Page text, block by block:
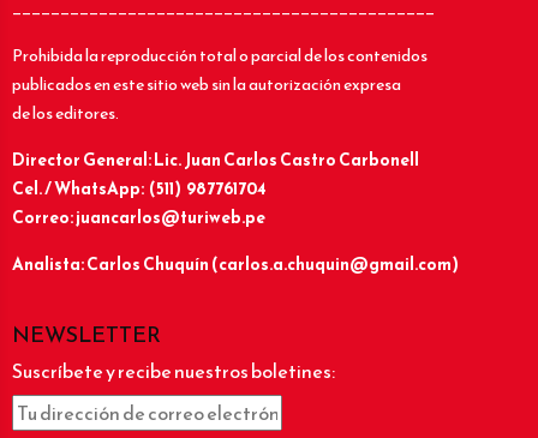
____________________________________________
Prohibida la reproducción total o parcial de los contenidos
publicados en este sitio web sin la autorización expresa
de los editores.
Director General: Lic.Juan Carlos Castro Carbonell
Cel. / WhatsApp: (511) 987761704
Correo: juancarlos@turiweb.pe
Analista: Carlos Chuquín (carlos.a.chuquin@gmail.com)
NEWSLETTER
Suscríbete y recibe nuestros boletines: